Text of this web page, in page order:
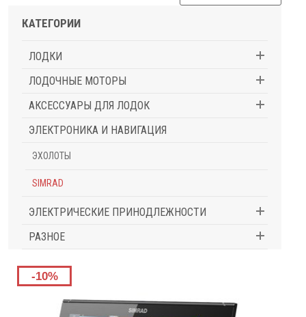
КАТЕГОРИИ
ЛОДКИ
ЛОДОЧНЫЕ МОТОРЫ
АКСЕССУАРЫ ДЛЯ ЛОДОК
ЭЛЕКТРОНИКА И НАВИГАЦИЯ
ЭХОЛОТЫ
SIMRAD
ЭЛЕКТРИЧЕСКИЕ ПРИНОДЛЕЖНОСТИ
РАЗНОЕ
-10%